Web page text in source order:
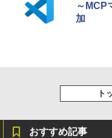
～MCP
加
ト
おすすめ記事